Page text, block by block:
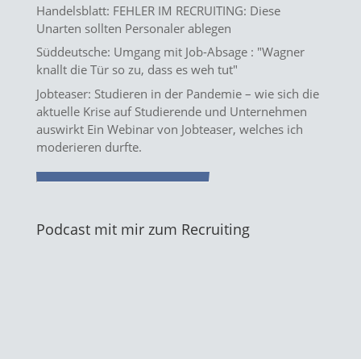
Handelsblatt: FEHLER IM RECRUITING: Diese
Unarten sollten Personaler ablegen
Süddeutsche: Umgang mit Job-Absage : "Wagner
knallt die Tür so zu, dass es weh tut"
Jobteaser: Studieren in der Pandemie – wie sich die
aktuelle Krise auf Studierende und Unternehmen
auswirktEin Webinar von Jobteaser, welches ich
moderieren durfte.
Podcast mit mir zum Recruiting